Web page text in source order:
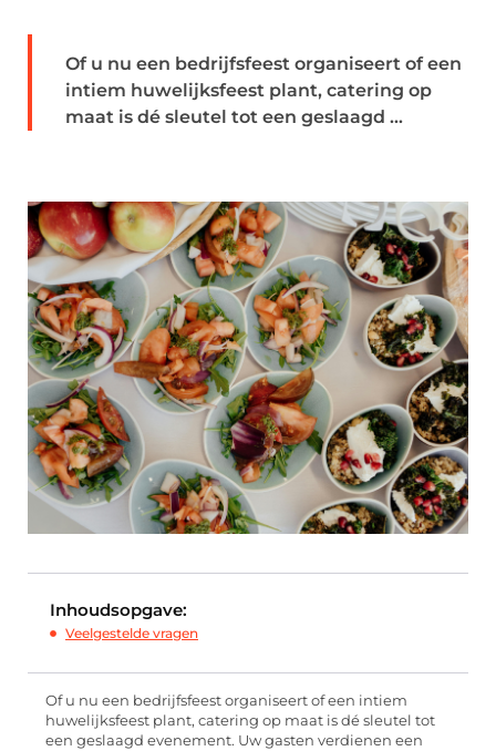
Of u nu een bedrijfsfeest organiseert of een
intiem huwelijksfeest plant, catering op
maat is dé sleutel tot een geslaagd ...
Inhoudsopgave:
Veelgestelde vragen
Of u nu een bedrijfsfeest organiseert of een intiem
huwelijksfeest plant, catering op maat is dé sleutel tot
een geslaagd evenement. Uw gasten verdienen een